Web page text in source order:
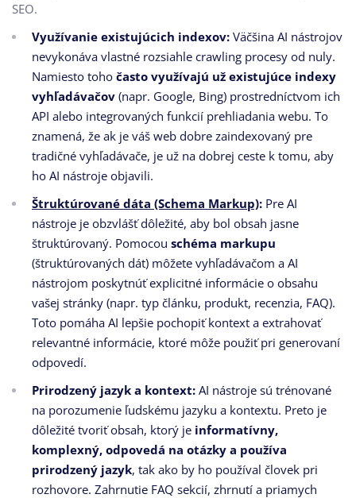
SEO.
Využívanie existujúcich indexov: Väčšina AI nástrojov
nevykonáva vlastné rozsiahle crawling procesy od nuly.
Namiesto toho často využívajú už existujúce indexy
vyhľadávačov (napr. Google, Bing) prostredníctvom ich
API alebo integrovaných funkcií prehliadania webu. To
znamená, že ak je váš web dobre zaindexovaný pre
tradičné vyhľadávače, je už na dobrej ceste k tomu, aby
ho AI nástroje objavili.
Štruktúrované dáta (Schema Markup): Pre AI
nástroje je obzvlášť dôležité, aby bol obsah jasne
štruktúrovaný. Pomocou schéma markupu
(štruktúrovaných dát) môžete vyhľadávačom a AI
nástrojom poskytnúť explicitné informácie o obsahu
vašej stránky (napr. typ článku, produkt, recenzia, FAQ).
Toto pomáha AI lepšie pochopiť kontext a extrahovať
relevantné informácie, ktoré môže použiť pri generovaní
odpovedí.
Prirodzený jazyk a kontext: AI nástroje sú trénované
na porozumenie ľudskému jazyku a kontextu. Preto je
dôležité tvoriť obsah, ktorý je informatívny,
komplexný, odpovedá na otázky a používa
prirodzený jazyk, tak ako by ho používal človek pri
rozhovore. Zahrnutie FAQ sekcií, zhrnutí a priamych